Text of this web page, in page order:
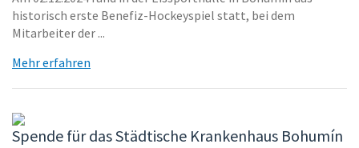
historisch erste Benefiz-Hockeyspiel statt, bei dem
Mitarbeiter der ...
Mehr erfahren
Spende für das Städtische Krankenhaus Bohumín